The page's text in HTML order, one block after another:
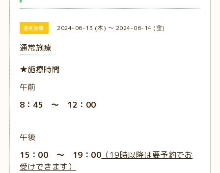
通常施療 2024-06-13 (木) ～ 2024-06-14 (金)
通常施療
★施療時間
午前
8：45 ～ 12：00
午後
15：00 ～ 19：00 （19時以降は要予約でお
受けできます）